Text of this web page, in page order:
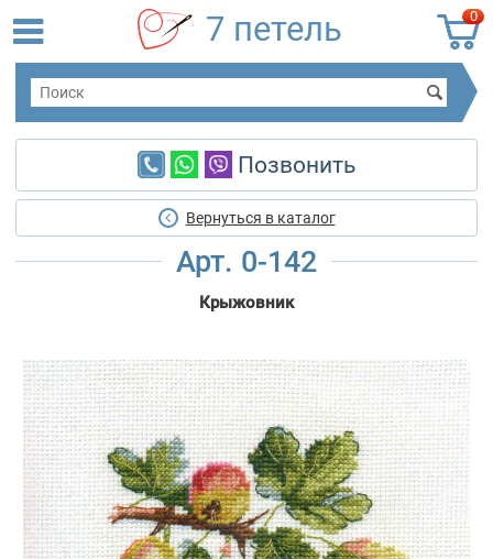
0
7 петель
Позвонить
Вернуться в каталог
Арт. 0-142
Крыжовник